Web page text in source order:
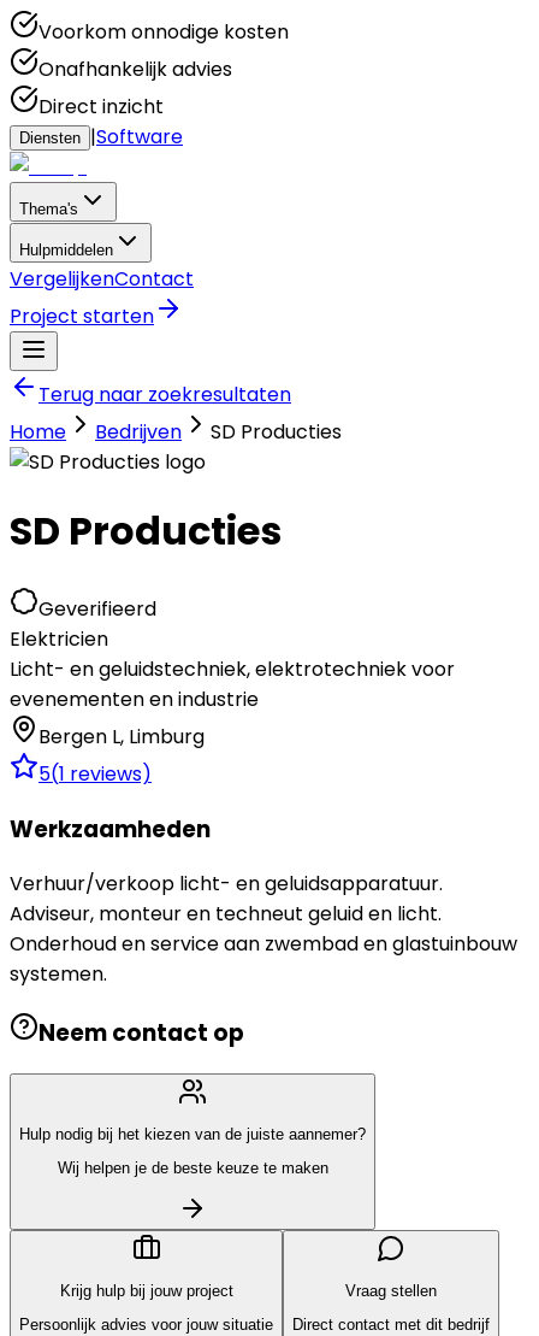
Voorkom onnodige kosten
Onafhankelijk advies
Direct inzicht
Diensten |Software
Thema's
Hulpmiddelen
VergelijkenContact
Project starten
Terug naar zoekresultaten
Home
Bedrijven SD Producties
SD Producties
Geverifieerd
Elektricien
Licht- en geluidstechniek, elektrotechniek voor
evenementen en industrie
Bergen L, Limburg
5(1 reviews)
Werkzaamheden
Verhuur/verkoop licht- en geluidsapparatuur.
Adviseur, monteur en techneut geluid en licht.
Onderhoud en service aan zwembad en glastuinbouw
systemen.
Neem contact op
Hulp nodig bij het kiezen van de juiste aannemer?
Wij helpen je de beste keuze te maken
Krijg hulp bij jouw project
Persoonlijk advies voor jouw situatie
Vraag stellen
Direct contact met dit bedrijf